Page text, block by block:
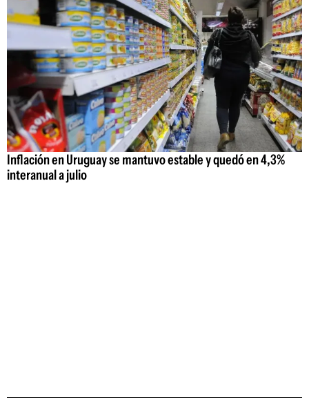
Inflación en Uruguay se mantuvo estable y quedó en 4,3%
interanual a julio